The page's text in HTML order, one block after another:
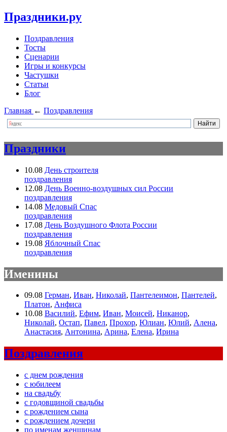
Праздники.ру
Поздравления
Тосты
Сценарии
Игры и конкурсы
Частушки
Статьи
Блог
Главная ← Поздравления
Праздники
10.08 День строителя
поздравления
12.08 День Военно-воздушных сил России
поздравления
14.08 Медовый Спас
поздравления
17.08 День Воздушного Флота России
поздравления
19.08 Яблочный Спас
поздравления
Именины
09.08 Герман, Иван, Николай, Пантелеимон, Пантелей,
Платон, Анфиса
10.08 Василий, Ефим, Иван, Моисей, Никанор,
Николай, Остап, Павел, Прохор, Юлиан, Юлий, Алена,
Анастасия, Антонина, Арина, Елена, Ирина
Поздравления
с днем рождения
с юбилеем
на свадьбу
с годовщиной свадьбы
с рождением сына
с рождением дочери
по именам женщинам